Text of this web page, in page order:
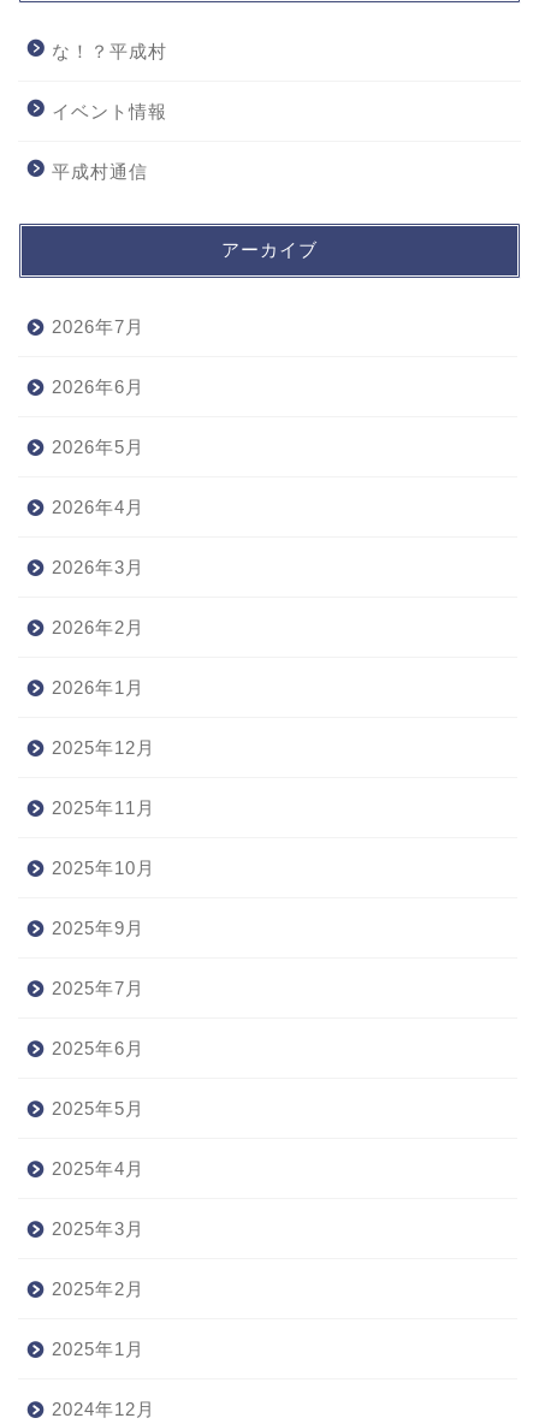
な！？平成村
イベント情報
平成村通信
アーカイブ
2026年7月
2026年6月
2026年5月
2026年4月
2026年3月
2026年2月
2026年1月
2025年12月
2025年11月
2025年10月
2025年9月
2025年7月
2025年6月
2025年5月
2025年4月
2025年3月
2025年2月
2025年1月
2024年12月